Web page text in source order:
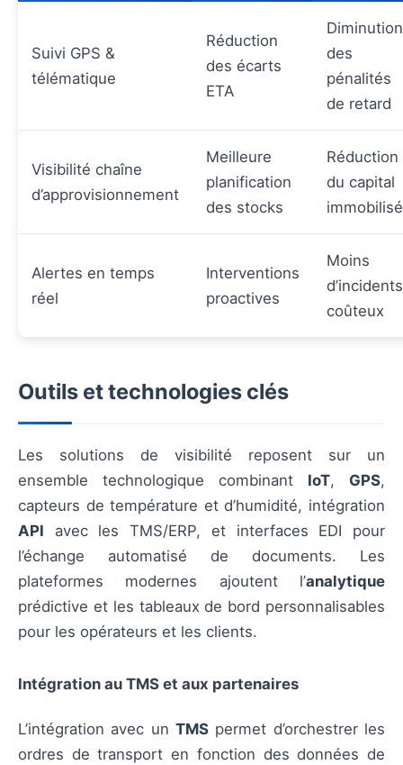
Suivi GPS &
télématique
Réduction
des écarts
ETA
Diminution
des
pénalités
de retard
Visibilité chaîne
d’approvisionnement
Meilleure
planification
des stocks
Réduction
du capital
immobilisé
Alertes en temps
réel
Interventions
proactives
Moins
d’incidents
coûteux
Outils et technologies clés
Les solutions de visibilité reposent sur un
ensemble technologique combinant IoT, GPS,
capteurs de température et d’humidité, intégration
API avec les TMS/ERP, et interfaces EDI pour
l’échange automatisé de documents. Les
plateformes modernes ajoutent l’analytique
prédictive et les tableaux de bord personnalisables
pour les opérateurs et les clients.
Intégration au TMS et aux partenaires
L’intégration avec un TMS permet d’orchestrer les
ordres de transport en fonction des données de